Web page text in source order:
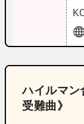
ハイルマン
受難曲》